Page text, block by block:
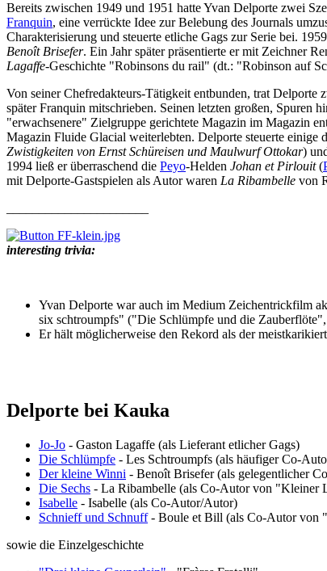
Bereits zwischen 1949 und 1951 hatte Yvan Delporte zwei
Franquin, eine verrückte Idee zur Belebung des Journals
Charakterisierung und steuerte etliche Gags zur Serie bei.
Benoît Brisefer. Ein Jahr später präsentierte er mit Zeichner
Lagaffe-Geschichte "Robinsons du rail" (dt.: "Robinson auf
Von seiner Chefredakteurs-Tätigkeit entbunden, trat Delporte
später Franquin mitschrieben. Seinen letzten großen, Spuren
"erwachsenere" Zielgruppe gerichtete Magazin im Magazin
Magazin Fluide Glacial weiterlebten. Delporte steuerte einige
Zwistigkeiten von Ernst Schüreisen und Maulwurf Ottokar)
1994 ließ er überraschend die Peyo-Helden Johan et Pirlouit(
mit Delporte-Gastspielen als Autor waren La Ribambelle von
interesting trivia:
Yvan Delporte war auch im Medium Zeichentrickfilm
six schtroumpfs" ("Die Schlümpfe und die
Er hält möglicherweise den Rekord als der
Delporte bei Kauka
Jo-Jo - Gaston Lagaffe (als Lieferant etlicher Gags)
Die Schlümpfe - Les Schtroumpfs (als häufiger Co-
Der kleine Winni - Benoît Brisefer (als gelegentlicher
Die Sechs - La Ribambelle (als Co-Autor von "Kleiner
Isabelle - Isabelle (als Co-Autor/Autor)
Schnieff und Schnuff- Boule et Bill (als Co-Autor von
sowie die Einzelgeschichte